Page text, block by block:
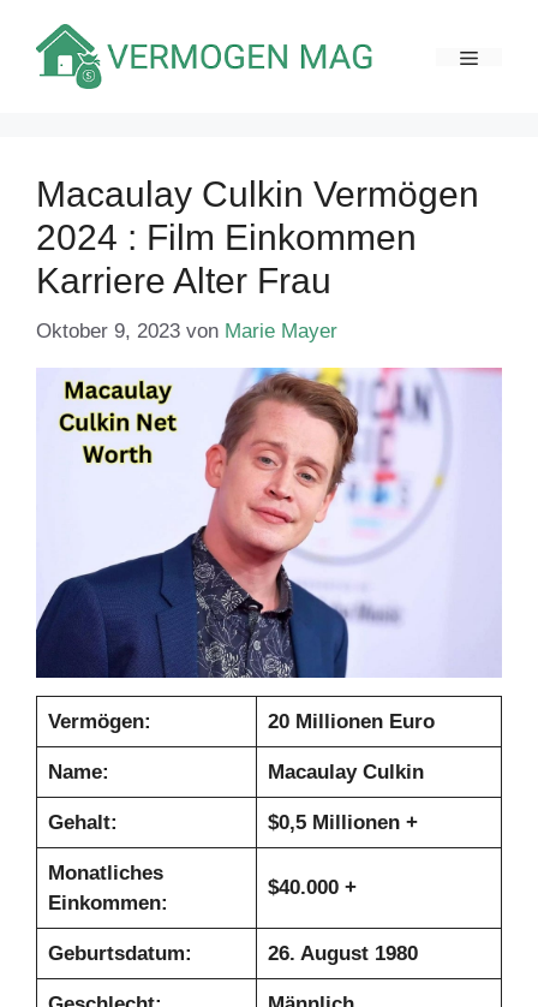
Inhalt
springen
Macaulay Culkin Vermögen
2024 : Film Einkommen
Karriere Alter Frau
Oktober 9, 2023 von Marie Mayer
Vermögen: 20 Millionen Euro
Name: Macaulay Culkin
Gehalt: $0,5 Millionen +
Monatliches
Einkommen:
$40.000 +
Geburtsdatum: 26. August 1980